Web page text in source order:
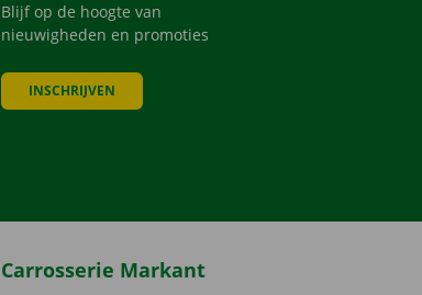
Blijf op de hoogte van
nieuwigheden en promoties
INSCHRIJVEN
Carrosserie Markant